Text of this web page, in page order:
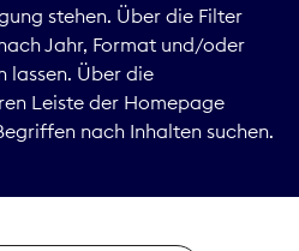
stehen. Über die Filter
Jahr, Format und/oder
lassen. Über die
Leiste der Homepage
nach Inhalten suchen.